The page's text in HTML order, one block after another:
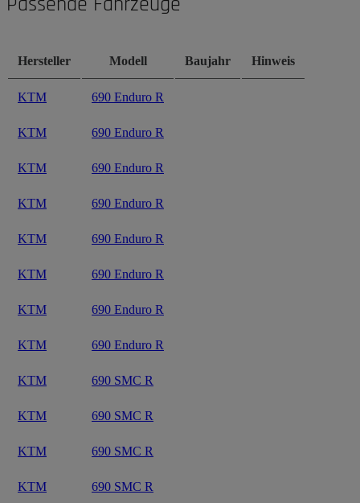
Hersteller Modell Baujahr Hinweis
KTM 690 Enduro R
KTM 690 Enduro R
KTM 690 Enduro R
KTM 690 Enduro R
KTM 690 Enduro R
KTM 690 Enduro R
KTM 690 Enduro R
KTM 690 Enduro R
KTM 690 SMC R
KTM 690 SMC R
KTM 690 SMC R
KTM 690 SMC R